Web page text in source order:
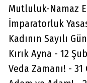
Mutluluk-Namaz
İmparatorluk
Kadının Sayılı
Kırık Ayna - 12
Veda Zamanı! - 31